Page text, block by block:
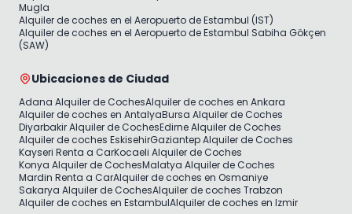
Mugla
Alquiler de coches en el Aeropuerto de Estambul (IST)
Alquiler de coches en el Aeropuerto de Estambul Sabiha Gökçen
(SAW)
Ubicaciones de Ciudad
Adana Alquiler de CochesAlquiler de coches en Ankara
Alquiler de coches en AntalyaBursa Alquiler de Coches
Diyarbakir Alquiler de CochesEdirne Alquiler de Coches
Alquiler de coches EskisehirGaziantep Alquiler de Coches
Kayseri Renta a CarKocaeli Alquiler de Coches
Konya Alquiler de CochesMalatya Alquiler de Coches
Mardin Renta a CarAlquiler de coches en Osmaniye
Sakarya Alquiler de CochesAlquiler de coches Trabzon
Alquiler de coches en EstambulAlquiler de coches en Izmir